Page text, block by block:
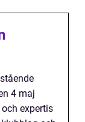
4 maj
expertis